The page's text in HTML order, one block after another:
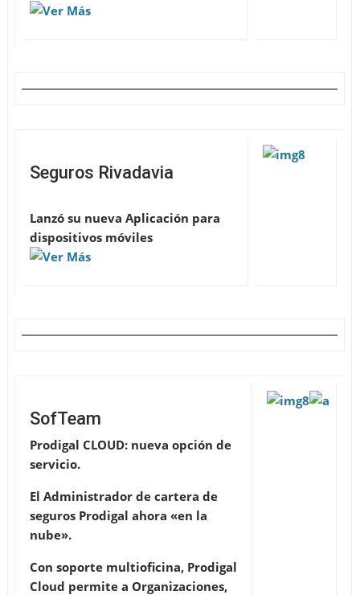
Seguros Rivadavia
Lanzó su nueva Aplicación para
dispositivos móviles
SofTeam
Prodigal CLOUD: nueva opción de
servicio.
El Administrador de cartera de
seguros Prodigal ahora «en la
nube».
Con soporte multioficina, Prodigal
Cloud permite a Organizaciones,